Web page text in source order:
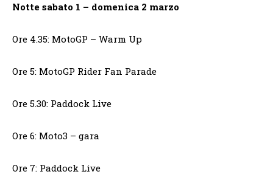
Notte sabato 1 – domenica 2 marzo
Ore 4.35: MotoGP – Warm Up
Ore 5: MotoGP Rider Fan Parade
Ore 5.30: Paddock Live
Ore 6: Moto3 – gara
Ore 7: Paddock Live